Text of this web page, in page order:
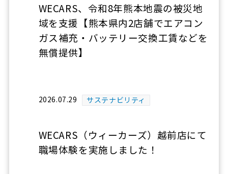
WECARS、令和8年熊本地震の被災地
域を支援【熊本県内2店舗でエアコン
ガス補充・バッテリー交換工賃などを
無償提供】
2026.07.29 サステナビリティ
WECARS（ウィーカーズ）越前店にて
職場体験を実施しました！